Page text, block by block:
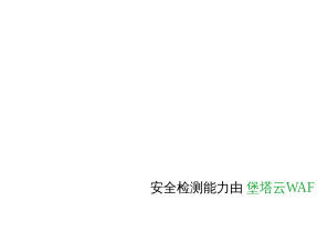
安全检测能力由 堡塔云WAF